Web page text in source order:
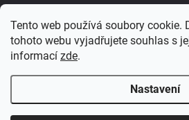
Tento web používá soubory cookie.
tohoto webu vyjadřujete souhlas s
informací zde.
Nastavení
PŘIJÍMÁME ONLINE PLATBY